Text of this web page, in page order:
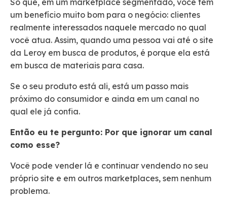
Só que, em um marketplace segmentado, você tem
um benefício muito bom para o negócio: clientes
realmente interessados naquele mercado no qual
você atua. Assim, quando uma pessoa vai até o site
da Leroy em busca de produtos, é porque ela está
em busca de materiais para casa.
Se o seu produto está ali, está um passo mais
próximo do consumidor e ainda em um canal no
qual ele já confia.
Então eu te pergunto: Por que ignorar um canal
como esse?
Você pode vender lá e continuar vendendo no seu
próprio site e em outros marketplaces, sem nenhum
problema.